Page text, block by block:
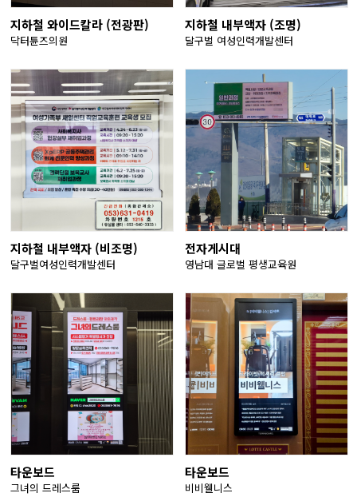
지하철 와이드칼라 (전광판)
닥터튠즈의원
지하철 내부액자 (조명)
달구벌 여성인력개발센터
지하철 내부액자 (비조명)
달구벌여성인력개발센터
전자게시대
영남대 글로벌 평생교육원
타운보드
그녀의 드레스룸
타운보드
비비웰니스